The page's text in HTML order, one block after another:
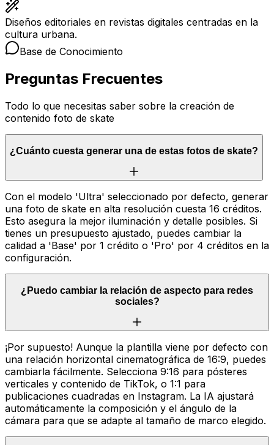
Diseños editoriales en revistas digitales centradas en la
cultura urbana.
Base de Conocimiento
Preguntas Frecuentes
Todo lo que necesitas saber sobre la creación de
contenido foto de skate
¿Cuánto cuesta generar una de estas fotos de skate?
Con el modelo 'Ultra' seleccionado por defecto, generar
una foto de skate en alta resolución cuesta 16 créditos.
Esto asegura la mejor iluminación y detalle posibles. Si
tienes un presupuesto ajustado, puedes cambiar la
calidad a 'Base' por 1 crédito o 'Pro' por 4 créditos en la
configuración.
¿Puedo cambiar la relación de aspecto para redes
sociales?
¡Por supuesto! Aunque la plantilla viene por defecto con
una relación horizontal cinematográfica de 16:9, puedes
cambiarla fácilmente. Selecciona 9:16 para pósteres
verticales y contenido de TikTok, o 1:1 para
publicaciones cuadradas en Instagram. La IA ajustará
automáticamente la composición y el ángulo de la
cámara para que se adapte al tamaño de marco elegido.